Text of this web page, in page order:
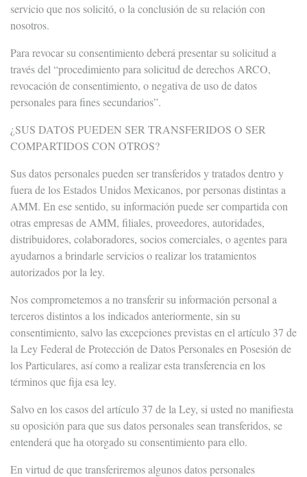
servicio que nos solicitó, o la conclusión de su relación con
nosotros.
Para revocar su consentimiento deberá presentar su solicitud a
través del “procedimiento para solicitud de derechos ARCO,
revocación de consentimiento, o negativa de uso de datos
personales para fines secundarios”.
¿SUS DATOS PUEDEN SER TRANSFERIDOS O SER
COMPARTIDOS CON OTROS?
Sus datos personales pueden ser transferidos y tratados dentro y
fuera de los Estados Unidos Mexicanos, por personas distintas a
AMM. En ese sentido, su información puede ser compartida con
otras empresas de AMM, filiales, proveedores, autoridades,
distribuidores, colaboradores, socios comerciales, o agentes para
ayudarnos a brindarle servicios o realizar los tratamientos
autorizados por la ley.
Nos comprometemos a no transferir su información personal a
terceros distintos a los indicados anteriormente, sin su
consentimiento, salvo las excepciones previstas en el artículo 37 de
la Ley Federal de Protección de Datos Personales en Posesión de
los Particulares, así como a realizar esta transferencia en los
términos que fija esa ley.
Salvo en los casos del artículo 37 de la Ley, si usted no manifiesta
su oposición para que sus datos personales sean transferidos, se
entenderá que ha otorgado su consentimiento para ello.
En virtud de que transferiremos algunos datos personales